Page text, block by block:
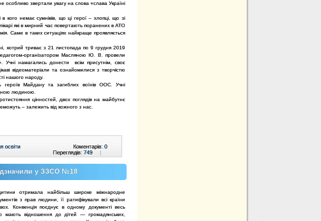
особливо звертали увагу на слова «слава Україні
кого немає сумнівів, що ці герої – хлопці, що зі
які в мирний час повертають поранених в АТО
Саме в таких ситуаціях найкраще проявляється
котрий триває з 21 листопада по 9 грудня 2019
організатором Масляною Ю. В. провели
Учні намагались донести всім присутнім, своє
відеоматеріали та ознайомилися з творчістю
нашого народу.
героїв Майдану та загиблих воїнів ООС. Учні
людиною.
цінностей, двох поглядів на майбутнє
– залежить від кожного з нас.
освіти Коментарів: 0
Переглядів: 749 |
у ЗЗСО №18
отримала найбільш широке міжнародне
з прав людини, її ратифікували всі країни
Конвенція поєднує в одному документі весь
мають відношення до дітей — громадянських,